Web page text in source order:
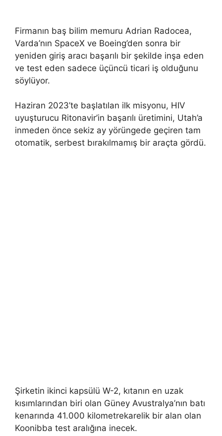
Firmanın baş bilim memuru Adrian Radocea,
Varda’nın SpaceX ve Boeing’den sonra bir
yeniden giriş aracı başarılı bir şekilde inşa eden
ve test eden sadece üçüncü ticari iş olduğunu
söylüyor.
Haziran 2023’te başlatılan ilk misyonu, HIV
uyuşturucu Ritonavir’in başarılı üretimini, Utah’a
inmeden önce sekiz ay yörüngede geçiren tam
otomatik, serbest bırakılmamış bir araçta gördü.
Şirketin ikinci kapsülü W-2, kıtanın en uzak
kısımlarından biri olan Güney Avustralya’nın batı
kenarında 41.000 kilometrekarelik bir alan olan
Koonibba test aralığına inecek.